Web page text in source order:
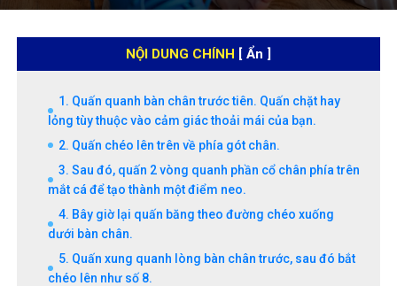
NỘI DUNG CHÍNH [ Ẩn ]
1. Quấn quanh bàn chân trước tiên. Quấn chặt hay
lỏng tùy thuộc vào cảm giác thoải mái của bạn.
2. Quấn chéo lên trên về phía gót chân.
3. Sau đó, quấn 2 vòng quanh phần cổ chân phía trên
mắt cá để tạo thành một điểm neo.
4. Bây giờ lại quấn băng theo đường chéo xuống
dưới bàn chân.
5. Quấn xung quanh lòng bàn chân trước, sau đó bắt
chéo lên như số 8.